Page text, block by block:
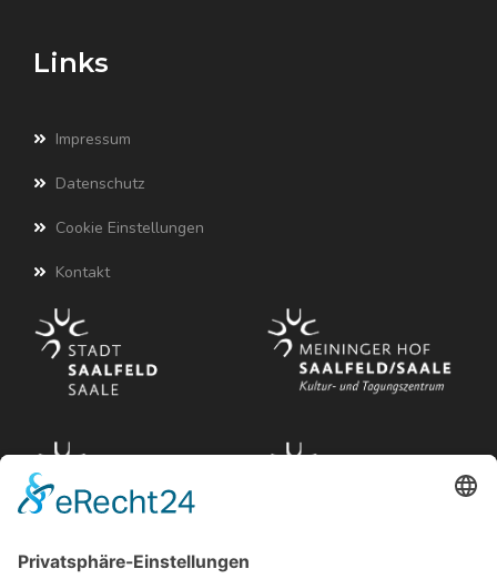
Links
Impressum
Datenschutz
Cookie Einstellungen
Kontakt